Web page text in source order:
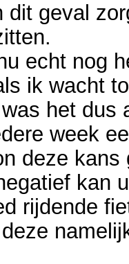
dit geval
echt nog
ik wacht
het dus
week
deze
kan
rijdende